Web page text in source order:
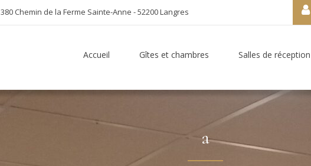
380 Chemin de la Ferme Sainte-Anne - 52200 Langres
Accueil Gîtes et chambres Salles de réception
a